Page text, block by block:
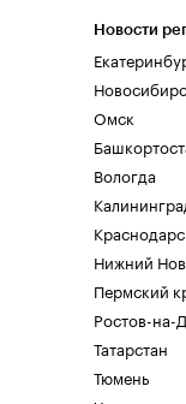
Новости
Омск
Вологда
Нижний
Пермский
Ростов-на-
Татарстан
Тюмень